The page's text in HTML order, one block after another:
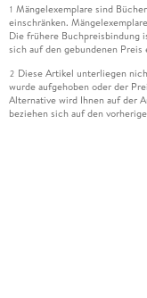
1 Mängelexemplare sind
einschränken.
Die frühere Buchpreisbindung
sich auf den gebundenen Preis
2 Diese Artikel unterliegen
wurde aufgehoben oder der
Alternative wird Ihnen auf der
beziehen sich auf den